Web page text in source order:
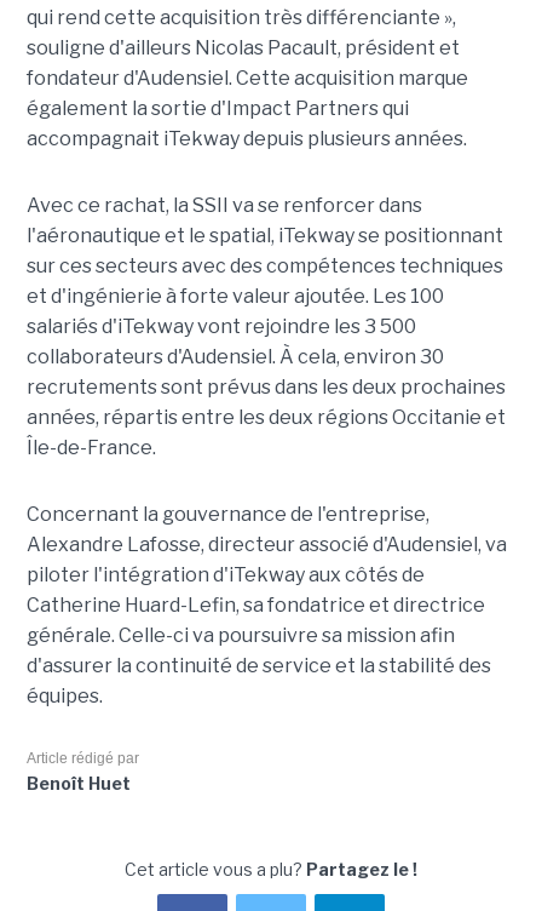
qui rend cette acquisition très différenciante »,
souligne d'ailleurs Nicolas Pacault, président et
fondateur d'Audensiel. Cette acquisition marque
également la sortie d'Impact Partners qui
accompagnait iTekway depuis plusieurs années.
Avec ce rachat, la SSII va se renforcer dans
l'aéronautique et le spatial, iTekway se positionnant
sur ces secteurs avec des compétences techniques
et d'ingénierie à forte valeur ajoutée. Les 100
salariés d'iTekway vont rejoindre les 3 500
collaborateurs d'Audensiel. À cela, environ 30
recrutements sont prévus dans les deux prochaines
années, répartis entre les deux régions Occitanie et
Île-de-France.
Concernant la gouvernance de l'entreprise,
Alexandre Lafosse, directeur associé d'Audensiel, va
piloter l'intégration d'iTekway aux côtés de
Catherine Huard-Lefin, sa fondatrice et directrice
générale. Celle-ci va poursuivre sa mission afin
d'assurer la continuité de service et la stabilité des
équipes.
Article rédigé par
Benoît Huet
Cet article vous a plu? Partagez le !